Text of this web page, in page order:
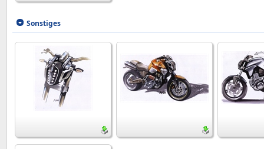
Sonstiges